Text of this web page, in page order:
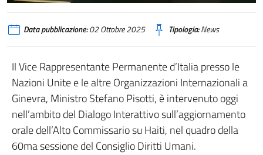
Data pubblicazione:02 Ottobre 2025 Tipologia:News
Il Vice Rappresentante Permanente d’Italia presso le
Nazioni Unite e le altre Organizzazioni Internazionali a
Ginevra, Ministro Stefano Pisotti, è intervenuto oggi
nell’ambito del Dialogo Interattivo sull’aggiornamento
orale dell’Alto Commissario su Haiti, nel quadro della
60ma sessione del Consiglio Diritti Umani.